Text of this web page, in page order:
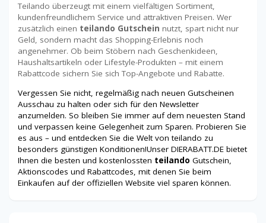
Teilando überzeugt mit einem vielfältigen Sortiment,
kundenfreundlichem Service und attraktiven Preisen. Wer
zusätzlich einen teilando Gutschein nutzt, spart nicht nur
Geld, sondern macht das Shopping-Erlebnis noch
angenehmer. Ob beim Stöbern nach Geschenkideen,
Haushaltsartikeln oder Lifestyle-Produkten – mit einem
Rabattcode sichern Sie sich Top-Angebote und Rabatte.
Vergessen Sie nicht, regelmäßig nach neuen Gutscheinen
Ausschau zu halten oder sich für den Newsletter
anzumelden. So bleiben Sie immer auf dem neuesten Stand
und verpassen keine Gelegenheit zum Sparen. Probieren Sie
es aus – und entdecken Sie die Welt von teilando zu
besonders günstigen Konditionen!Unser DIERABATT.DE bietet
Ihnen die besten und kostenlossten teilando Gutschein,
Aktionscodes und Rabattcodes, mit denen Sie beim
Einkaufen auf der offiziellen Website viel sparen können.